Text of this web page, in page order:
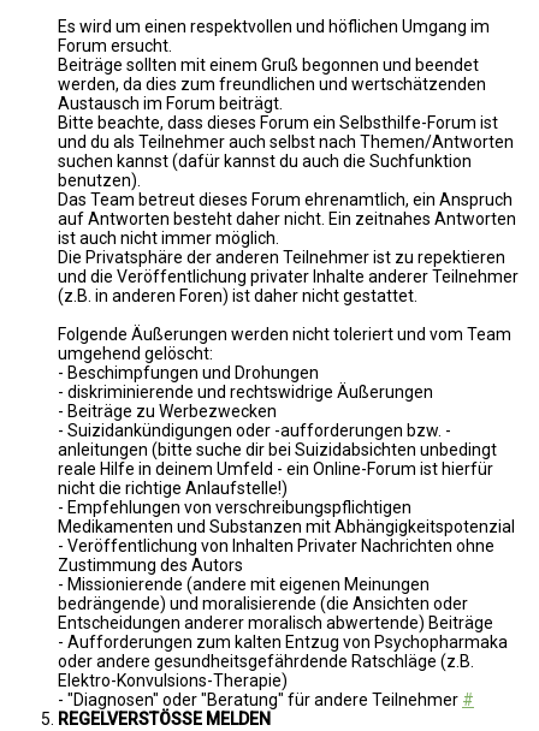
Es wird um einen respektvollen und höflichen Umgang im
Forum ersucht.
Beiträge sollten mit einem Gruß begonnen und beendet
werden, da dies zum freundlichen und wertschätzenden
Austausch im Forum beiträgt.
Bitte beachte, dass dieses Forum ein Selbsthilfe-Forum ist
und du als Teilnehmer auch selbst nach Themen/Antworten
suchen kannst (dafür kannst du auch die Suchfunktion
benutzen).
Das Team betreut dieses Forum ehrenamtlich, ein Anspruch
auf Antworten besteht daher nicht. Ein zeitnahes Antworten
ist auch nicht immer möglich.
Die Privatsphäre der anderen Teilnehmer ist zu repektieren
und die Veröffentlichung privater Inhalte anderer Teilnehmer
(z.B. in anderen Foren) ist daher nicht gestattet.
Folgende Äußerungen werden nicht toleriert und vom Team
umgehend gelöscht:
- Beschimpfungen und Drohungen
- diskriminierende und rechtswidrige Äußerungen
- Beiträge zu Werbezwecken
- Suizidankündigungen oder -aufforderungen bzw. -
anleitungen (bitte suche dir bei Suizidabsichten unbedingt
reale Hilfe in deinem Umfeld - ein Online-Forum ist hierfür
nicht die richtige Anlaufstelle!)
- Empfehlungen von verschreibungspflichtigen
Medikamenten und Substanzen mit Abhängigkeitspotenzial
- Veröffentlichung von Inhalten Privater Nachrichten ohne
Zustimmung des Autors
- Missionierende (andere mit eigenen Meinungen
bedrängende) und moralisierende (die Ansichten oder
Entscheidungen anderer moralisch abwertende) Beiträge
- Aufforderungen zum kalten Entzug von Psychopharmaka
oder andere gesundheitsgefährdende Ratschläge (z.B.
Elektro-Konvulsions-Therapie)
- "Diagnosen" oder "Beratung" für andere Teilnehmer #
REGELVERSTÖSSE MELDEN